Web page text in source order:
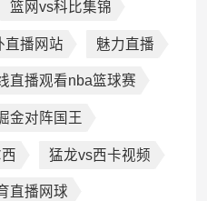
篮网vs科比集锦
直播网站 魅力直播
直播观看nba篮球赛
金对阵国王
猛龙vs西卡视频
直播网球